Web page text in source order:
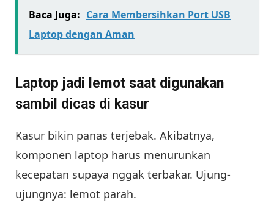
Baca Juga: Cara Membersihkan Port USB
Laptop dengan Aman
Laptop jadi lemot saat digunakan
sambil dicas di kasur
Kasur bikin panas terjebak. Akibatnya,
komponen laptop harus menurunkan
kecepatan supaya nggak terbakar. Ujung-
ujungnya: lemot parah.